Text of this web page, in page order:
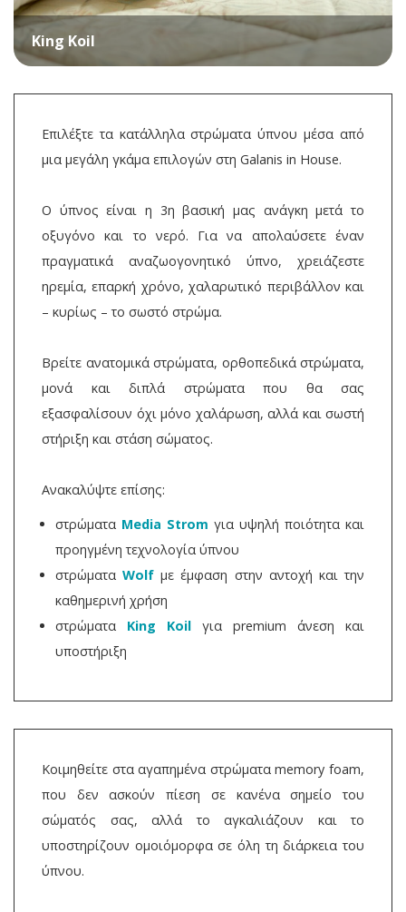
King Koil
Επιλέξτε τα κατάλληλα στρώματα ύπνου μέσα από
μια μεγάλη γκάμα επιλογών στη Galanis in House.
Ο ύπνος είναι η 3η βασική μας ανάγκη μετά το
οξυγόνο και το νερό. Για να απολαύσετε έναν
πραγματικά αναζωογονητικό ύπνο, χρειάζεστε
ηρεμία, επαρκή χρόνο, χαλαρωτικό περιβάλλον και
– κυρίως – το σωστό στρώμα.
Βρείτε ανατομικά στρώματα, ορθοπεδικά στρώματα,
μονά και διπλά στρώματα που θα σας
εξασφαλίσουν όχι μόνο χαλάρωση, αλλά και σωστή
στήριξη και στάση σώματος.
Ανακαλύψτε επίσης:
στρώματα Media Strom για υψηλή ποιότητα και
προηγμένη τεχνολογία ύπνου
στρώματαWolf με έμφαση στην αντοχή και την
καθημερινή χρήση
στρώματα King Koil
για premium άνεση και
υποστήριξη
Κοιμηθείτε στα αγαπημένα στρώματα memory foam,
που δεν ασκούν πίεση σε κανένα σημείο του
σώματός σας, αλλά το αγκαλιάζουν και το
υποστηρίζουν ομοιόμορφα σε όλη τη διάρκεια του
ύπνου.